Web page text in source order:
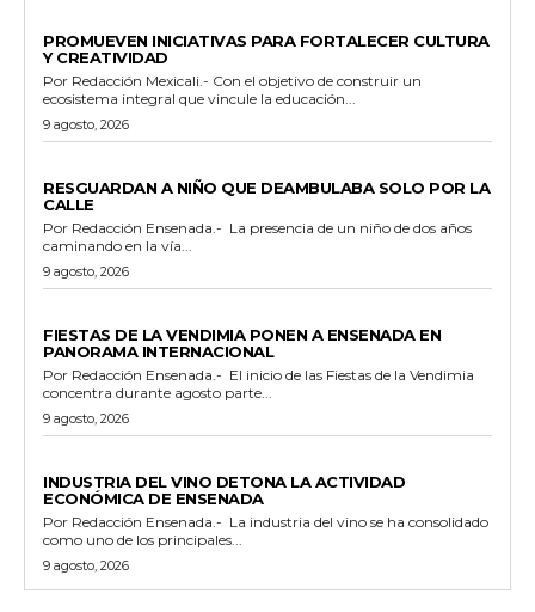
PROMUEVEN INICIATIVAS PARA FORTALECER CULTURA
Y CREATIVIDAD
Por Redacción Mexicali.- Con el objetivo de construir un
ecosistema integral que vincule la educación...
9 agosto, 2026
RESGUARDAN A NIÑO QUE DEAMBULABA SOLO POR LA
CALLE
Por Redacción Ensenada.- La presencia de un niño de dos años
caminando en la vía...
9 agosto, 2026
FIESTAS DE LA VENDIMIA PONEN A ENSENADA EN
PANORAMA INTERNACIONAL
Por Redacción Ensenada.- El inicio de las Fiestas de la Vendimia
concentra durante agosto parte...
9 agosto, 2026
INDUSTRIA DEL VINO DETONA LA ACTIVIDAD
ECONÓMICA DE ENSENADA
Por Redacción Ensenada.- La industria del vino se ha consolidado
como uno de los principales...
9 agosto, 2026